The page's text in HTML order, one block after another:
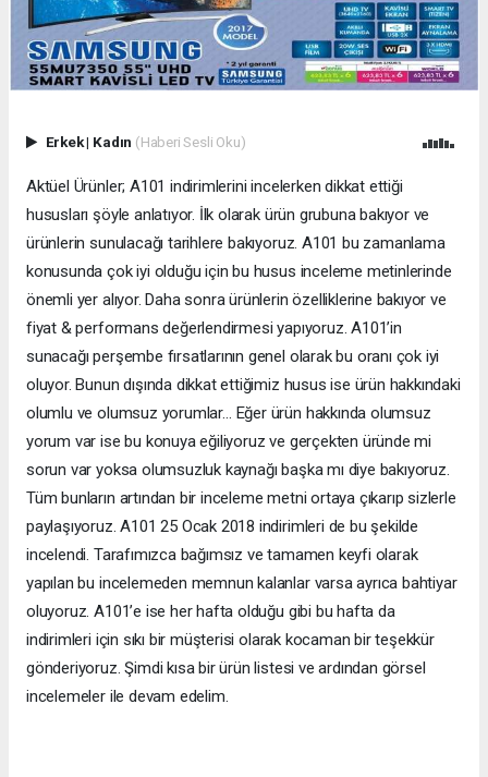
Erkek| Kadın (Haberi Sesli Oku)
Aktüel Ürünler; A101 indirimlerini incelerken dikkat ettiği
hususları şöyle anlatıyor. İlk olarak ürün grubuna bakıyor ve
ürünlerin sunulacağı tarihlere bakıyoruz. A101 bu zamanlama
konusunda çok iyi olduğu için bu husus inceleme metinlerinde
önemli yer alıyor. Daha sonra ürünlerin özelliklerine bakıyor ve
fiyat & performans değerlendirmesi yapıyoruz. A101’in
sunacağı perşembe fırsatlarının genel olarak bu oranı çok iyi
oluyor. Bunun dışında dikkat ettiğimiz husus ise ürün hakkındaki
olumlu ve olumsuz yorumlar… Eğer ürün hakkında olumsuz
yorum var ise bu konuya eğiliyoruz ve gerçekten üründe mi
sorun var yoksa olumsuzluk kaynağı başka mı diye bakıyoruz.
Tüm bunların artından bir inceleme metni ortaya çıkarıp sizlerle
paylaşıyoruz. A101 25 Ocak 2018 indirimleri de bu şekilde
incelendi. Tarafımızca bağımsız ve tamamen keyfi olarak
yapılan bu incelemeden memnun kalanlar varsa ayrıca bahtiyar
oluyoruz. A101’e ise her hafta olduğu gibi bu hafta da
indirimleri için sıkı bir müşterisi olarak kocaman bir teşekkür
gönderiyoruz. Şimdi kısa bir ürün listesi ve ardından görsel
incelemeler ile devam edelim.